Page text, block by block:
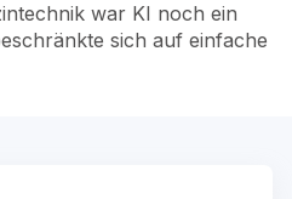
war KI noch ein
sich auf einfache